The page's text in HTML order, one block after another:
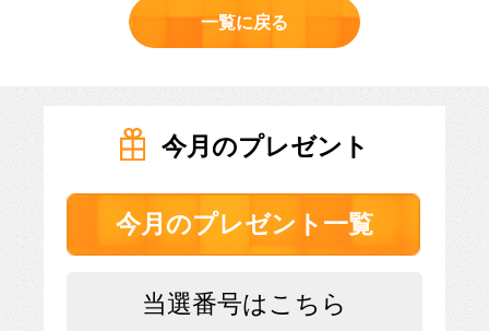
028-666-7878
今月のプレゼント
今月のプレゼント一覧
当選番号はこちら
一覧に戻る